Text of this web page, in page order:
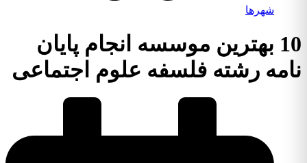
شهرها
10 بهترین موسسه انجام پایان
نامه رشته فلسفه علوم اجتماعی